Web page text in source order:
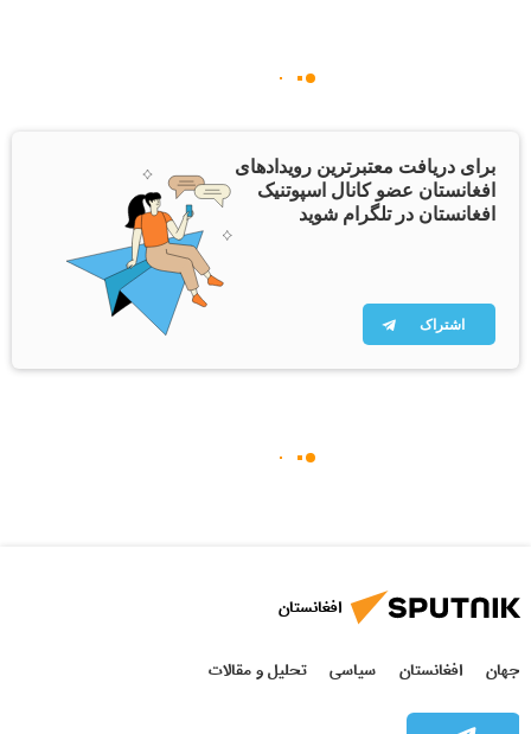
برای دریافت معتبرترین رویدادهای
افغانستان عضو کانال اسپوتنیک
افغانستان در تلگرام شوید
اشتراک
افغانستان
جهان افغانستان سیاسی تحلیل و مقالات